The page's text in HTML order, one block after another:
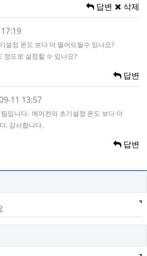
답변 삭제
설정 온도 보다 더 떨어뜨릴수 있나요?
정도로 설정할 수 있나요?
답변
11 13:57
입니다. 에어컨의 초기설정 온도 보다 더
. 감사합니다.
답변